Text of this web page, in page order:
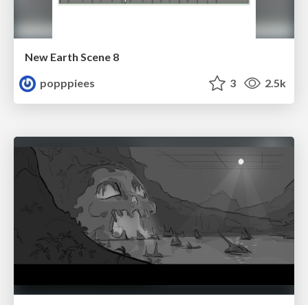
New Earth Scene 8
popppiees
3 2.5k